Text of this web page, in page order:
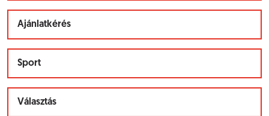
Ajánlatkérés
Sport
Választás